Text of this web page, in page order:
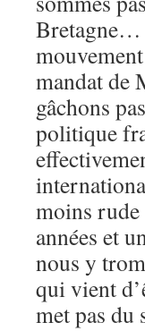
Bretagne…
mandat de
gâchons
politique
moins rude
années et
nous y
qui vient
met pas